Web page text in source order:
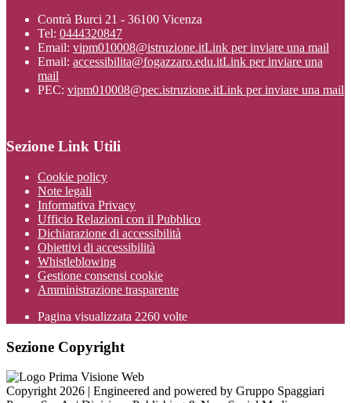
Contrà Burci 21 - 36100 Vicenza
Tel: 0444320847
Email: vipm010008@istruzione.itLink per inviare una mail
Email: accessibilita@fogazzaro.edu.itLink per inviare una
mail
PEC: vipm010008@pec.istruzione.itLink per inviare una mail
Sezione Link Utili
Cookie policy
Note legali
Informativa Privacy
Ufficio Relazioni con il Pubblico
Dichiarazione di accessibilità
Obiettivi di accessibilità
Whistleblowing
Gestione consensi cookie
Amministrazione trasparente
Pagina visualizzata 2260 volte
Sezione Copyright
Copyright 2026 | Engineered and powered by Gruppo Spaggiari